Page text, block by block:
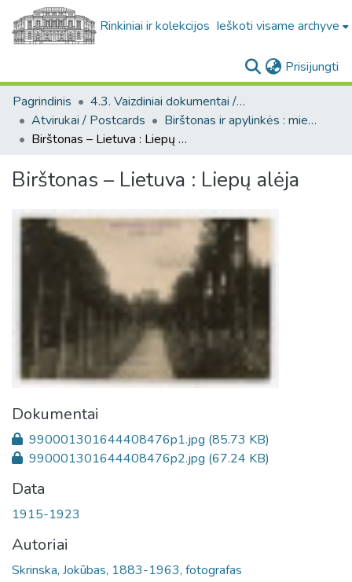
Rinkiniai ir kolekcijos Ieškoti visame archyve
Prisijungti
Pagrindinis
4.3. Vaizdiniai dokumentai / Visual documents
Atvirukai / Postcards
Birštonas ir apylinkės : miesto ir jo apylinkių fotografinių atvirukų rinkinys, [1906-1988]
Birštonas – Lietuva : Liepų alėja
Birštonas – Lietuva : Liepų alėja
Dokumentai
990001301644408476p1.jpg (85.73 KB)
990001301644408476p2.jpg (67.24 KB)
Data
1915-1923
Autoriai
Skrinska, Jokūbas, 1883-1963, fotografas